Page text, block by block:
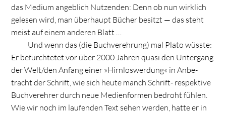
das Medium angeb­lich Nut­zen­den: Denn ob nun wirk­lich
gele­sen wird, man über­haupt Bücher besitzt — das steht
meist auf einem ande­ren Blatt …
Und wenn das (die Buch­ver­eh­rung) mal Plato wüsste:
Er befürch­te­tet vor über 2000 Jah­ren quasi den Unter­gang
der Welt/den Anfang einer »Hirn­los­wer­dung« in Anbe­
tracht der Schrift, wie sich heute manch Schrift- respek­tive
Buch­ver­eh­rer durch neue Medi­en­for­men bedroht füh­len.
Wie wir noch im lau­fen­den Text sehen wer­den, hatte er in